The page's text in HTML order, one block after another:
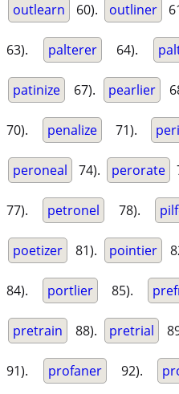
outlearn 60). outliner
63). palterer 64).
patinize 67). pearlier
70). penalize 71).
peroneal 74). perorate
77). petronel 78).
poetizer 81). pointier
84). portlier 85).
pretrain 88). pretrial
91). profaner 92).